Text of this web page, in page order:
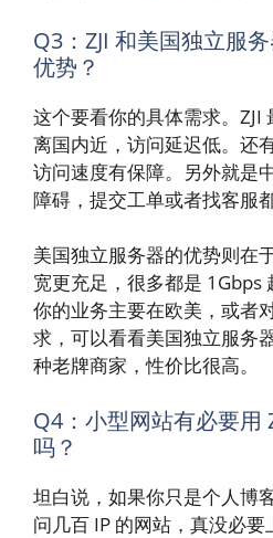
Q3：ZJI 和美国独立服
优势？
这个要看你的具体需求。ZJI
离国内近，访问延迟低。还
访问速度有保障。另外就是
障碍，提交工单或者找客服
美国独立服务器的优势则在
宽更充足，很多都是 1Gbps
你的业务主要在欧美，或者
求，可以看看美国独立服务
种老牌商家，性价比很高。
Q4：小型网站有必要用
吗？
坦白说，如果你只是个人博
问几百 IP 的网站，真没必